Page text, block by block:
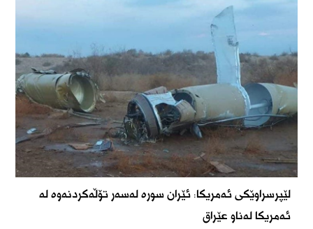
لێپرسراوێکی ئەمریکا: ئێران سورە لەسەر تۆڵەکردنەوە لە
ئەمریکا لەناو عێراق